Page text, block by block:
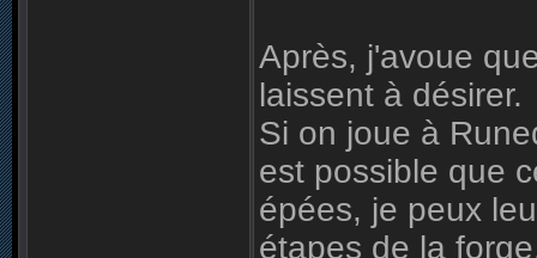
Après, j'avoue
laissent à désirer.
Si on joue à
est possible que
épées, je peux
étapes de la